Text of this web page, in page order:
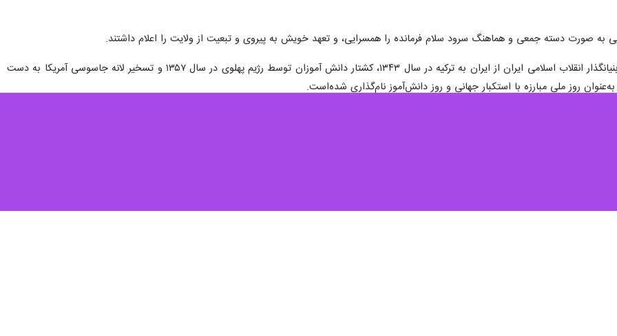
به صورت دسته جمعی و هماهنگ سرود سلام فرمانده را همسرایی، و تعهد خویش به پیروی و تبعیت از ولایت را اعلام داشتند.
۱۳ آبان سالروز تبعید امام خمینی (ره)، بنیانگذار انقلاب اسلامی ایران از ایران به ترکیه در سال ۱۳۴۳، کشتار دانش آموزان توسط رژیم پهلوی در سال ۱۳۵۷ و تسخیر لانه جاسوسی آمریکا به دست